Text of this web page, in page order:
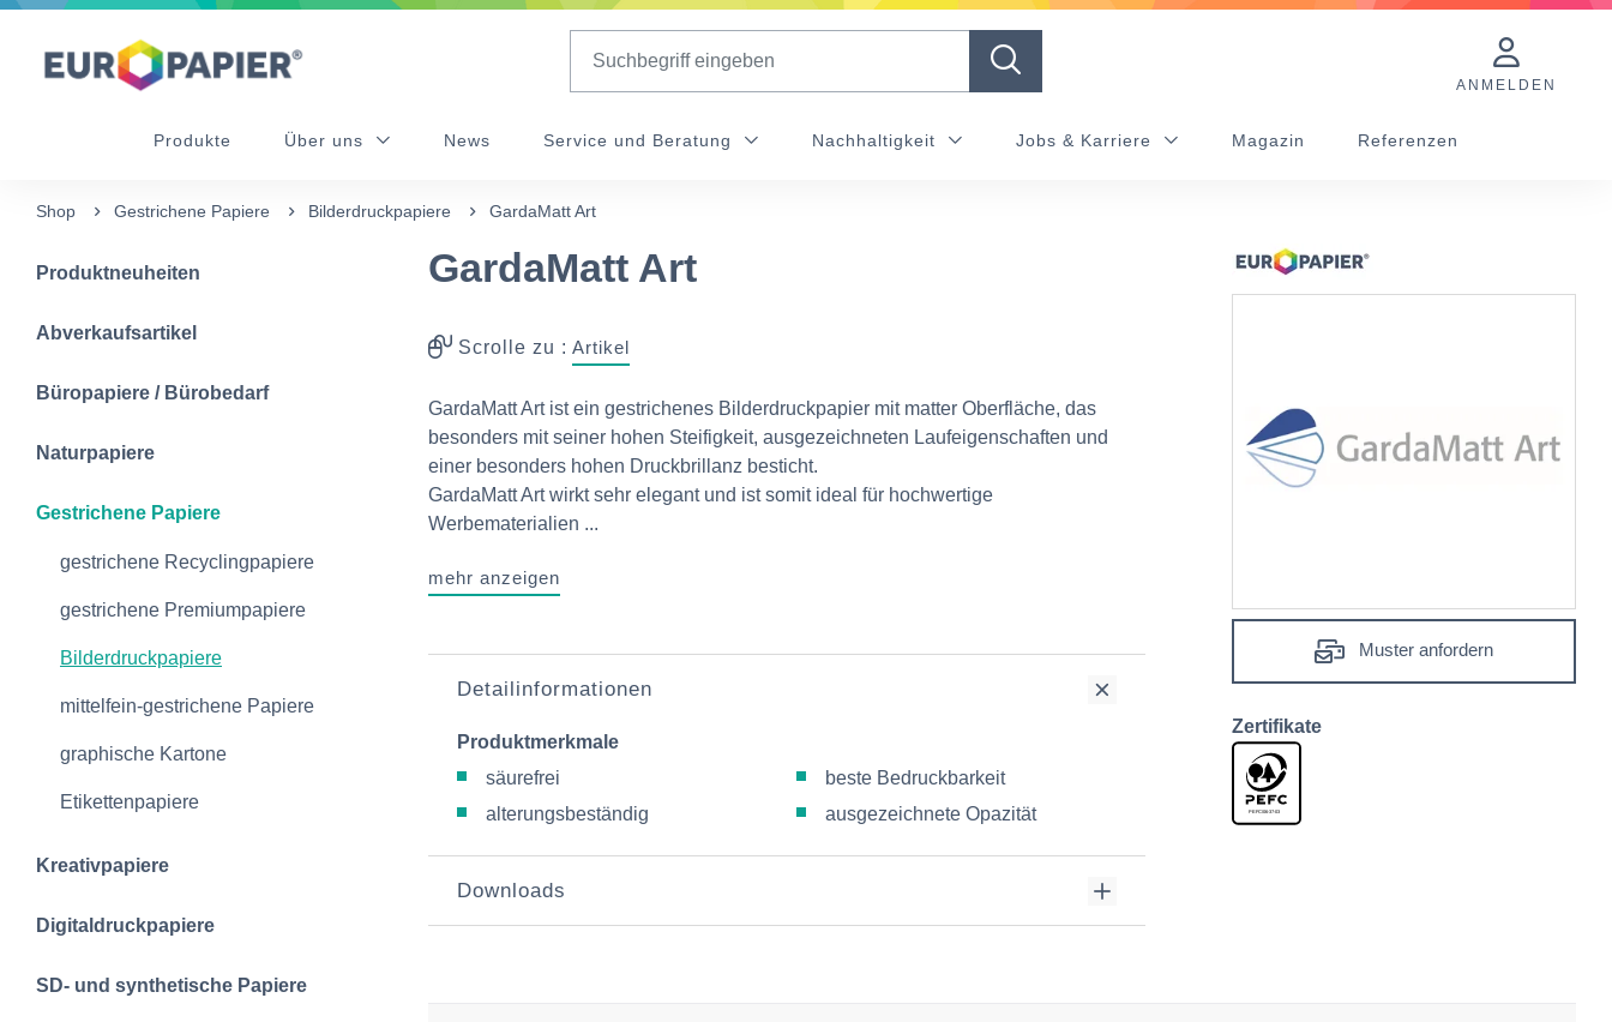
Table Of Content
Ergänzende Produkte
Diese Produkte könnten Sie auch interessieren
ANMELDEN
Produkte Über uns News Service und Beratung Nachhaltigkeit Jobs & Karriere Magazin Referenzen
Shop Gestrichene Papiere Bilderdruckpapiere GardaMatt Art
Produktneuheiten
Abverkaufsartikel
Büropapiere / Bürobedarf
Naturpapiere
Gestrichene Papiere
gestrichene Recyclingpapiere
gestrichene Premiumpapiere
Bilderdruckpapiere
mittelfein-gestrichene Papiere
graphische Kartone
Etikettenpapiere
Kreativpapiere
Digitaldruckpapiere
SD- und synthetische Papiere
GardaMatt Art
Scrolle zu : Artikel
GardaMatt Art ist ein gestrichenes Bilderdruckpapier mit matter Oberfläche, das
besonders mit seiner hohen Steifigkeit, ausgezeichneten Laufeigenschaften und
einer besonders hohen Druckbrillanz besticht.
GardaMatt Art wirkt sehr elegant und ist somit ideal für hochwertige
Werbematerialien ...
mehr anzeigen
Detailinformationen
Produktmerkmale
säurefrei
alterungsbeständig
beste Bedruckbarkeit
ausgezeichnete Opazität
Downloads
Muster anfordern
Zertifikate